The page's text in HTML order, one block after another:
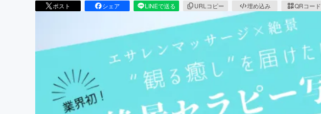
ポスト シェア LINEで送る URLコピー 埋め込み QRコード